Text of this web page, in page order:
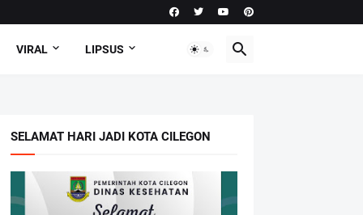
VIRAL LIPSUS
SELAMAT HARI JADI KOTA CILEGON